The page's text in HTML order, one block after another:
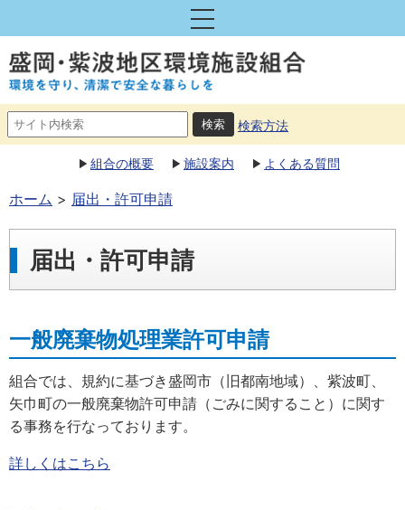
検索方法
組合の概要 施設案内 よくある質問
ホーム 届出・許可申請
届出・許可申請
一般廃棄物処理業許可申請
組合では、規約に基づき盛岡市（旧都南地域）、紫波町、
矢巾町の一般廃棄物許可申請（ごみに関すること）に関す
る事務を行なっております。
詳しくはこちら